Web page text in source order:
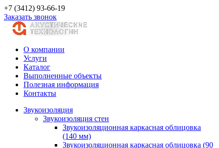
+7 (3412) 93-66-19
Заказать звонок
О компании
Услуги
Каталог
Выполненные объекты
Полезная информация
Контакты
Звукоизоляция
Звукоизоляция стен
Звукоизоляционная каркасная облицовка
(140 мм)
Звукоизоляционная каркасная облицовка (90